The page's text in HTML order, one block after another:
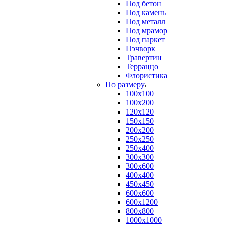
Под бетон
Под камень
Под металл
Под мрамор
Под паркет
Пэчворк
Травертин
Терраццо
Флористика
По размеру
100х100
100х200
120х120
150х150
200х200
250х250
250х400
300х300
300х600
400х400
450х450
600х600
600х1200
800х800
1000х1000